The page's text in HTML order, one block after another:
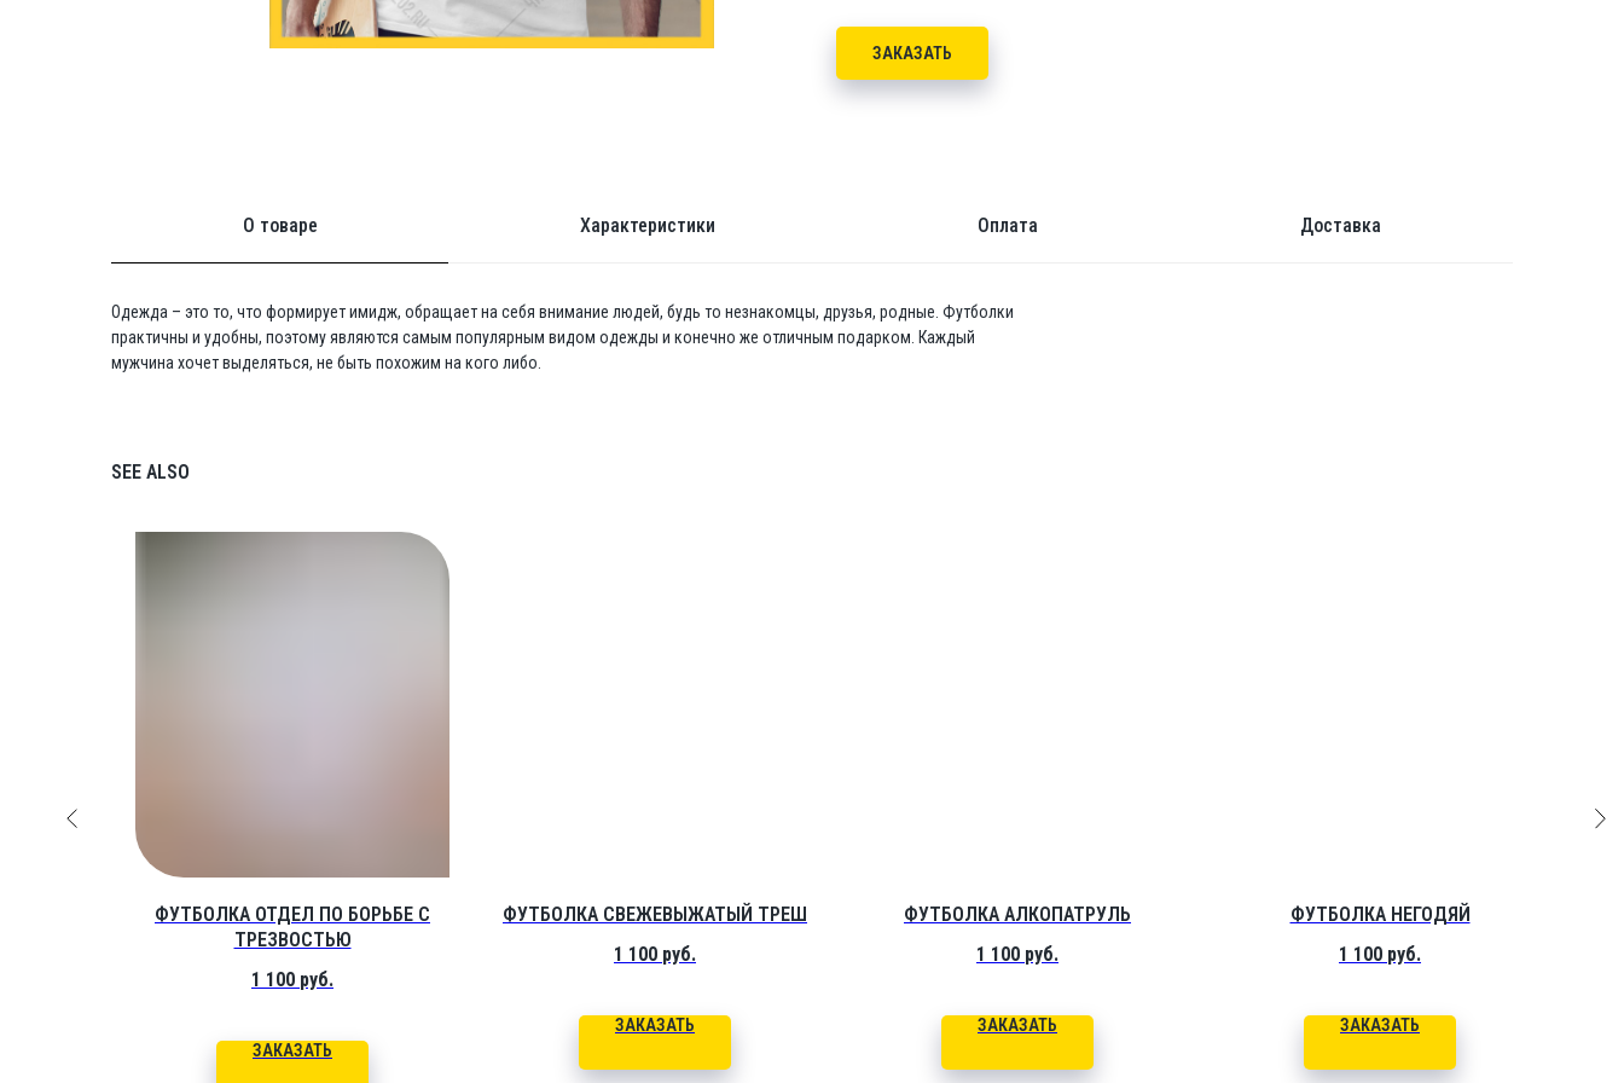
ЗАКАЗАТЬ
О товаре Характеристики Оплата Доставка
Одежда – это то, что формирует имидж, обращает на себя внимание людей, будь то незнакомцы, друзья, родные. Футболки
практичны и удобны, поэтому являются самым популярным видом одежды и конечно же отличным подарком. Каждый
мужчина хочет выделяться, не быть похожим на кого либо.
SEE ALSO
ФУТБОЛКА ОТДЕЛ ПО БОРЬБЕ С
ТРЕЗВОСТЬЮ
1 100 руб.
ЗАКАЗАТЬ
ФУТБОЛКА СВЕЖЕВЫЖАТЫЙ ТРЕШ
1 100 руб.
ЗАКАЗАТЬ
ФУТБОЛКА АЛКОПАТРУЛЬ
1 100 руб.
ЗАКАЗАТЬ
ФУТБОЛКА НЕГОДЯЙ
1 100 руб.
ЗАКАЗАТЬ